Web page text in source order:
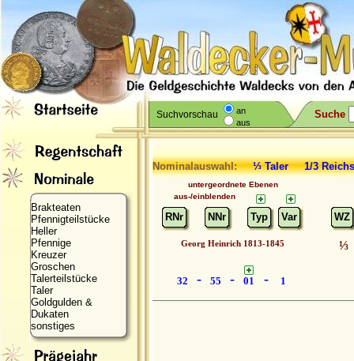
Suchvorschau
an
aus
Suche
Brakteaten
Pfennigteilstücke
Heller
Pfennige
Kreuzer
Groschen
Talerteilstücke
Taler
Goldgulden &
Dukaten
sonstiges
Nominalauswahl:⅓ Taler 1/3
untergeordnete Ebenen
aus-/einblenden
RNr NNr Typ Var WZ
Georg Heinrich 1813-1845
32 - 55 - 01 - 1
⅓